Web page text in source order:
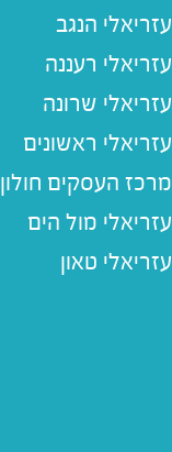
עזריאלי הנגב
עזריאלי רעננה
עזריאלי שרונה
עזריאלי ראשונים
מרכז העסקים חולון
עזריאלי מול הים
עזריאלי טאון